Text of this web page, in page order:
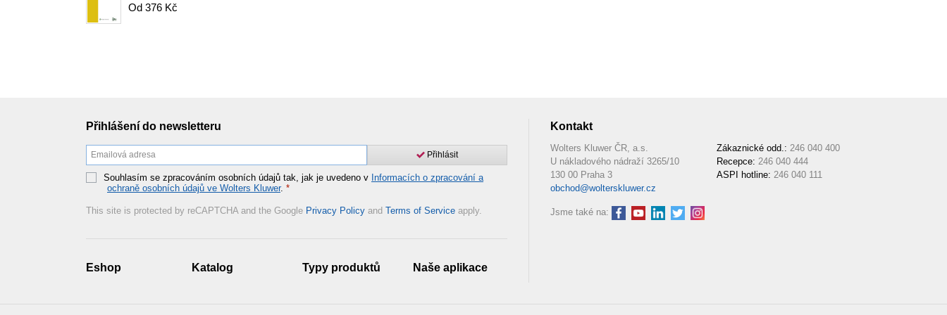
Od 376 Kč
Přihlášení do newsletteru
Přihlásit
Souhlasím se zpracováním osobních údajů tak, jak je uvedeno v Informacích o zpracování a
ochraně osobních údajů ve Wolters Kluwer. *
This site is protected by reCAPTCHA and the Google Privacy Policy and Terms of Service apply.
Eshop Katalog Typy produktů Naše aplikace
Kontakt
Wolters Kluwer ČR, a.s.
U nákladového nádraží 3265/10
130 00 Praha 3
obchod@wolterskluwer.cz
Zákaznické odd.: 246 040 400
Recepce: 246 040 444
ASPI hotline: 246 040 111
Jsme také na: